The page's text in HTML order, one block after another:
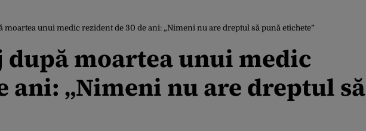
moartea unui medic rezident de 30 de ani: „Nimeni nu are dreptul să pună etichete”
după moartea unui medic
ani: „Nimeni nu are dreptul să